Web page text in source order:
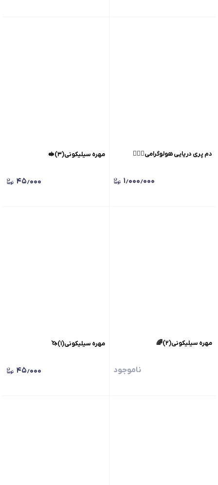
دم پری دریایی هولوگرامی🧜🏻‍♀️
۱٫۰۰۰٫۰۰۰
مهره سیلیکونی(۳)🥪
۴۵٫۰۰۰
مهره سیلیکونی(۲)🌈
ناموجود
مهره سیلیکونی(۱)🦄
۴۵٫۰۰۰